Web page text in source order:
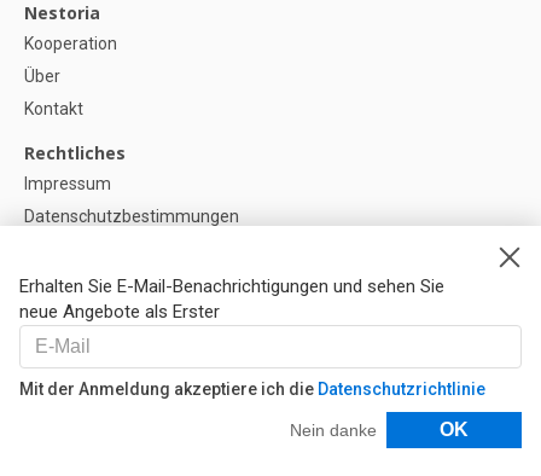
Erhalten Sie E-Mail-Benachrichtigungen und sehen Sie
neue Angebote als Erster
Mit der Anmeldung akzeptiere ich die Datenschutzrichtlinie
Nein danke OK
Filter
Nestoria
Kooperation
Über
Kontakt
Rechtliches
Impressum
Datenschutzbestimmungen
Cookie-Einstellunge
Hilfe
FAQ
Unsere Partner